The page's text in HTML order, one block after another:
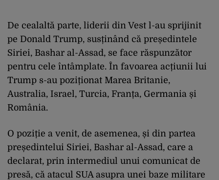
De cealaltă parte, liderii din Vest l-au sprijinit
pe Donald Trump, susținând că președintele
Siriei, Bashar al-Assad, se face răspunzător
pentru cele întâmplate. În favoarea acțiunii lui
Trump s-au poziționat Marea Britanie,
Australia, Israel, Turcia, Franța, Germania și
România.
O poziție a venit, de asemenea, și din partea
președintelui Siriei, Bashar al-Assad, care a
declarat, prin intermediul unui comunicat de
presă, că atacul SUA asupra unei baze militare